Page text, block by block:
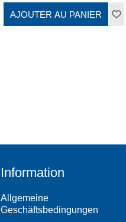
Information
Allgemeine
Geschäftsbedingungen